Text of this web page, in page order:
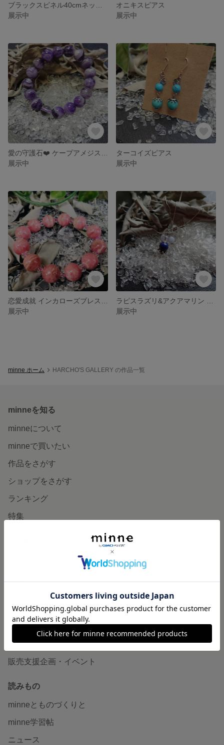
展示中
オニキスピアス
展示中
展示中
ターコイズピアス
展示中
展示中
展示中
minne ホーム HARCHO'S GALLERY の作品一覧
minneを知る
minneについて
minneで買いたい
作品をさがす
ショップをさがす
ランキング
特集
ヴィンテージ販売
ダウンロード販売
minne PLUS
minne LAB
販売支援企画・イベント
読みもの
minneとものづくりと
minne学習帖
ニュース